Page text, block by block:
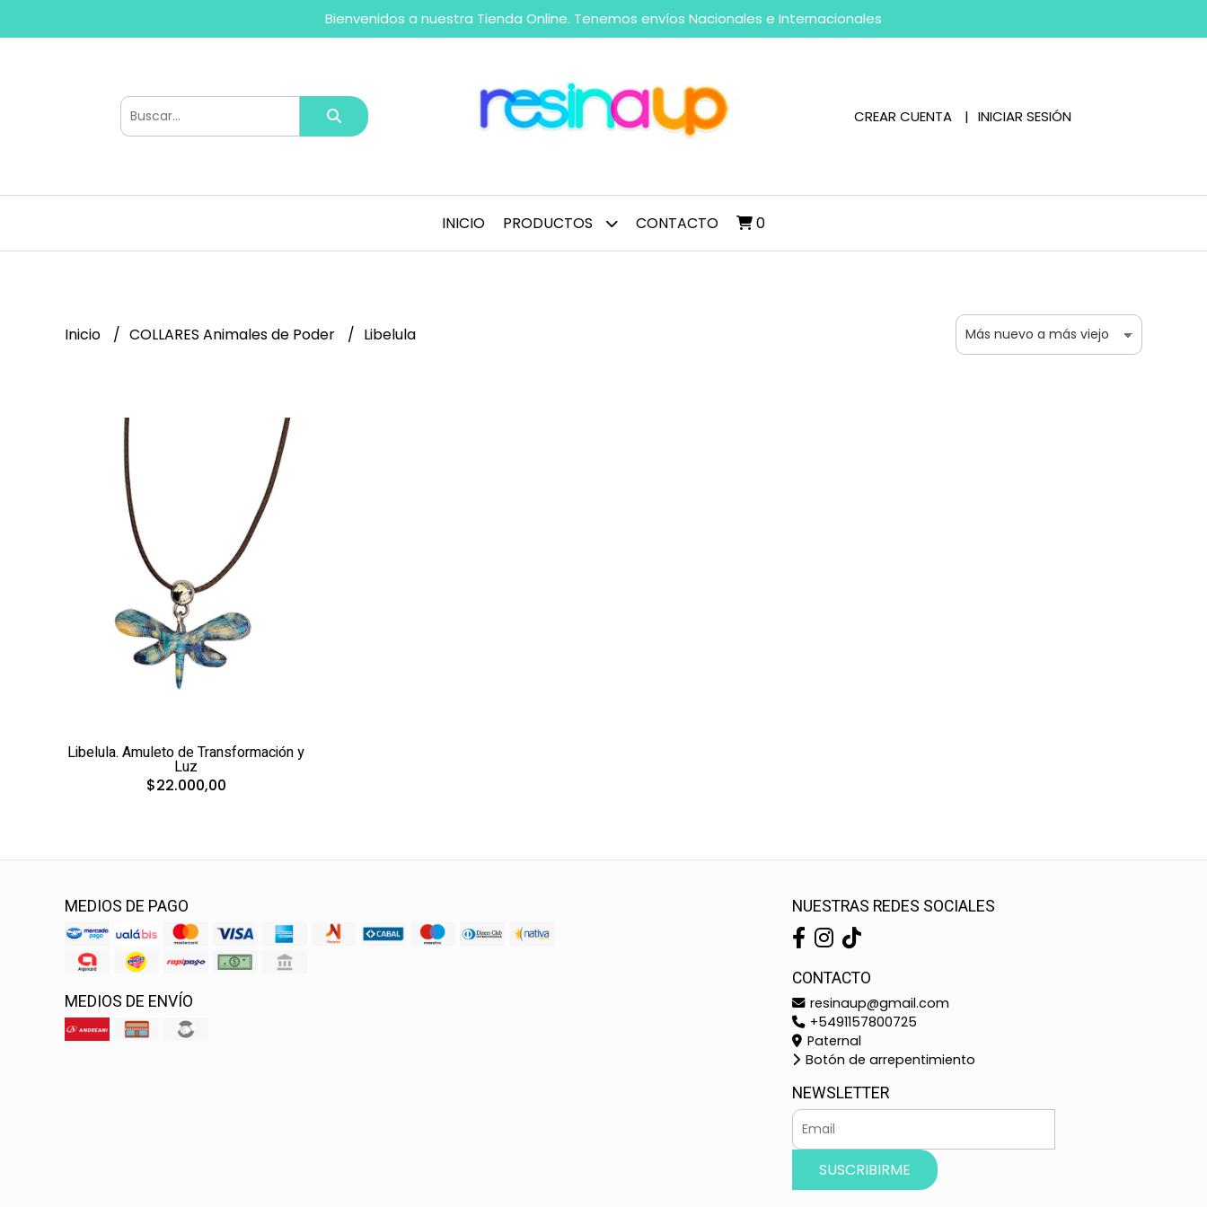
Bienvenidos a nuestra Tienda Online. Tenemos envíos Nacionales e Internacionales
CREAR CUENTA INICIAR SESIÓN
INICIO PRODUCTOS CONTACTO 0
Inicio COLLARES Animales de Poder Libelula
Libelula. Amuleto de Transformación y
Luz
$22.000,00
MEDIOS DE PAGO
MEDIOS DE ENVÍO
NUESTRAS REDES SOCIALES
CONTACTO
resinaup@gmail.com
+5491157800725
Paternal
Botón de arrepentimiento
NEWSLETTER
SUSCRIBIRME